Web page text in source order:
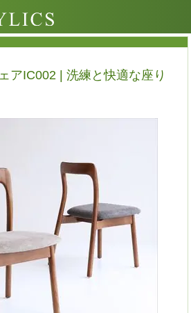
アIC002 | 洗練と快適な座り